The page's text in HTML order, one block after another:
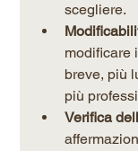
scegliere.
modificare
breve, più
più
Verifica